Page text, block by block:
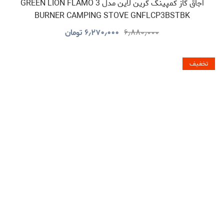
اجاق گاز کمپینگ گرین لاین مدل GREEN LION FLAMO 3
BURNER CAMPING STOVE GNFLCP3BSTBK
۶٫۸۸۰٫۰۰۰ ۶٫۲۷۰٫۰۰۰ تومان
تخفیف